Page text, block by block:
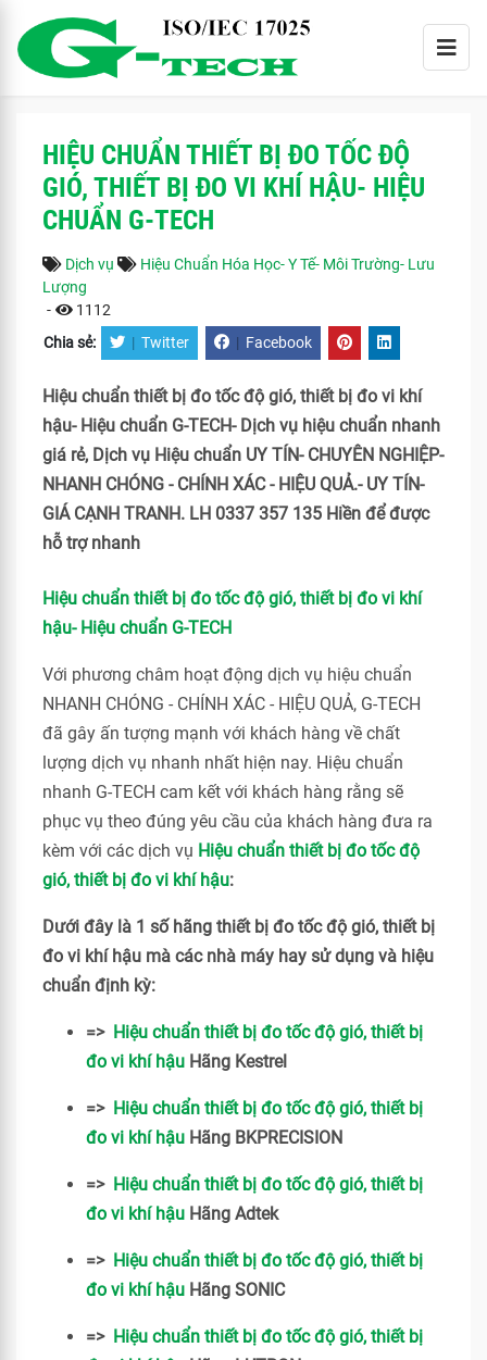
HIỆU CHUẨN THIẾT BỊ ĐO TỐC ĐỘ
GIÓ, THIẾT BỊ ĐO VI KHÍ HẬU- HIỆU
CHUẨN G-TECH
Dịch vụ
Hiệu Chuẩn Hóa Học- Y Tế- Môi Trường- Lưu
Lượng
-
1112
Chia sẻ: | Twitter | Facebook
Hiệu chuẩn thiết bị đo tốc độ gió, thiết bị đo vi khí
hậu- Hiệu chuẩn G-TECH- Dịch vụ hiệu chuẩn nhanh
giá rẻ, Dịch vụ Hiệu chuẩn UY TÍN- CHUYÊN NGHIỆP-
NHANH CHÓNG - CHÍNH XÁC - HIỆU QUẢ.- UY TÍN-
GIÁ CẠNH TRANH. LH 0337 357 135 Hiền để được
hỗ trợ nhanh
Hiệu chuẩn thiết bị đo tốc độ gió, thiết bị đo vi khí
hậu- Hiệu chuẩn G-TECH
Với phương châm hoạt động dịch vụ hiệu chuẩn
NHANH CHÓNG - CHÍNH XÁC - HIỆU QUẢ, G-TECH
đã gây ấn tượng mạnh với khách hàng về chất
lượng dịch vụ nhanh nhất hiện nay. Hiệu chuẩn
nhanh G-TECH cam kết với khách hàng rằng sẽ
phục vụ theo đúng yêu cầu của khách hàng đưa ra
kèm với các dịch vụ Hiệu chuẩn thiết bị đo tốc độ
gió, thiết bị đo vi khí hậu:
Dưới đây là 1 số hãng thiết bị đo tốc độ gió, thiết bị
đo vi khí hậu mà các nhà máy hay sử dụng và hiệu
chuẩn định kỳ:
=> Hiệu chuẩn thiết bị đo tốc độ gió, thiết bị
đo vi khí hậu Hãng Kestrel
=> Hiệu chuẩn thiết bị đo tốc độ gió, thiết bị
đo vi khí hậu Hãng BKPRECISION
=> Hiệu chuẩn thiết bị đo tốc độ gió, thiết bị
đo vi khí hậu Hãng Adtek
=> Hiệu chuẩn thiết bị đo tốc độ gió, thiết bị
đo vi khí hậu Hãng SONIC
=> Hiệu chuẩn thiết bị đo tốc độ gió, thiết bị